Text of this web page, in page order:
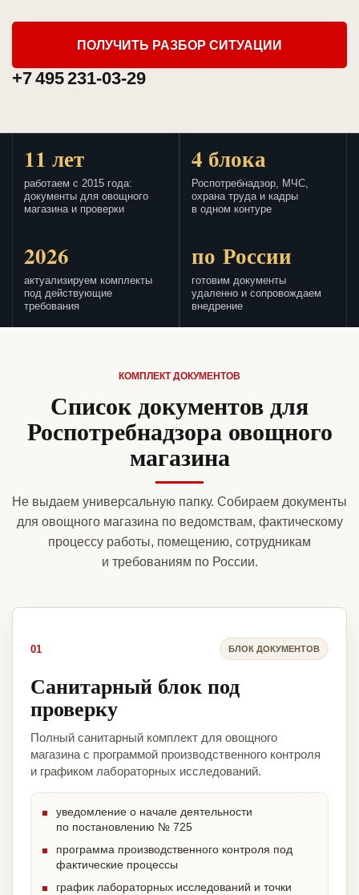
ПОЛУЧИТЬ РАЗБОР СИТУАЦИИ
+7 495 231-03-29
11 лет
работаем с 2015 года:
документы для овощного
магазина и проверки
4 блока
Роспотребнадзор, МЧС,
охрана труда и кадры
в одном контуре
2026
актуализируем комплекты
под действующие
требования
по России
готовим документы
удаленно и сопровождаем
внедрение
КОМПЛЕКТ ДОКУМЕНТОВ
Список документов для
Роспотребнадзора овощного
магазина
Не выдаем универсальную папку. Собираем документы
для овощного магазина по ведомствам, фактическому
процессу работы, помещению, сотрудникам
и требованиям по России.
01 БЛОК ДОКУМЕНТОВ
Санитарный блок под
проверку
Полный санитарный комплект для овощного
магазина с программой производственного контроля
и графиком лабораторных исследований.
уведомление о начале деятельности
по постановлению № 725
программа производственного контроля под
фактические процессы
график лабораторных исследований и точки